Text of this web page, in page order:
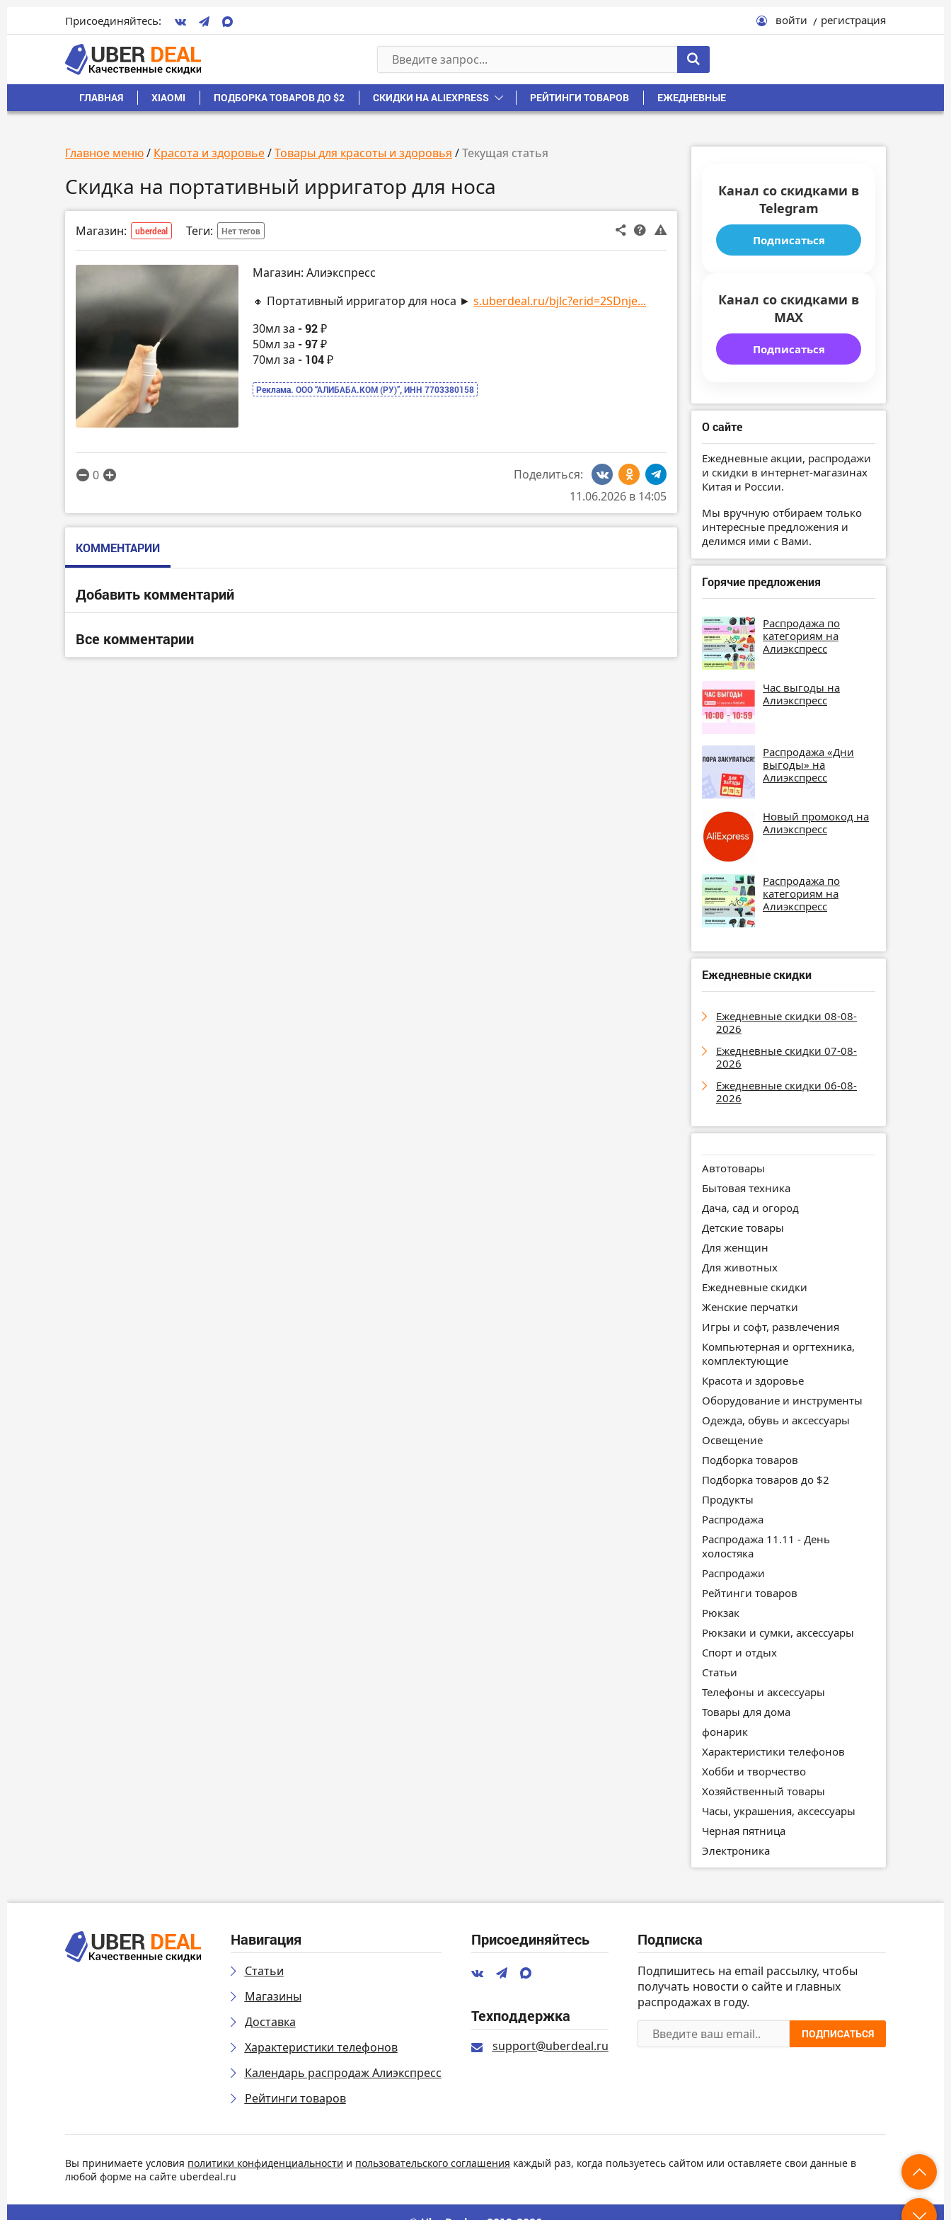
Присоединяйтесь: войти регистрация
ГЛАВНАЯ XIAOMI ПОДБОРКА ТОВАРОВ ДО $2 СКИДКИ НА ALIEXPRESS РЕЙТИНГИ ТОВАРОВ ЕЖЕДНЕВНЫЕ
Главное меню/ Красота и здоровье/Товары для красоты и здоровья /Текущая статья
Скидка на портативный ирригатор для носа
Магазин: uberdeal Теги: Нет тегов
Магазин: Алиэкспресс
🔸 Портативный ирригатор для носа ► s.uberdeal.ru/bjlc?erid=2SDnje...
30мл за - 92 ₽
50мл за - 97 ₽
70мл за - 104 ₽
Реклама. ООО “АЛИБАБА.КОМ (РУ)”, ИНН 7703380158
0
Поделиться:
11.06.2026 в 14:05
КОММЕНТАРИИ
Добавить комментарий
Все комментарии
Канал со скидками в
Telegram
Подписаться
Канал со скидками в
MAX
Подписаться
О сайте
Ежедневные акции, распродажи
и скидки в интернет-магазинах
Китая и России.
Мы вручную отбираем только
интересные предложения и
делимся ими с Вами.
Горячие предложения
Распродажа по
категориям на
Алиэкспресс
Час выгоды на
Алиэкспресс
Распродажа «Дни
выгоды» на
Алиэкспресс
Новый промокод на
Алиэкспресс
Распродажа по
категориям на
Алиэкспресс
Ежедневные скидки
Ежедневные скидки 08-08-
2026
Ежедневные скидки 07-08-
2026
Ежедневные скидки 06-08-
2026
Автотовары
Бытовая техника
Дача, сад и огород
Детские товары
Для женщин
Для животных
Ежедневные скидки
Женские перчатки
Игры и софт, развлечения
Компьютерная и оргтехника,
комплектующие
Красота и здоровье
Оборудование и инструменты
Одежда, обувь и аксессуары
Освещение
Подборка товаров
Подборка товаров до $2
Продукты
Распродажа
Распродажа 11.11 - День
холостяка
Распродажи
Рейтинги товаров
Рюкзак
Рюкзаки и сумки, аксессуары
Спорт и отдых
Статьи
Телефоны и аксессуары
Товары для дома
фонарик
Характеристики телефонов
Хобби и творчество
Хозяйственный товары
Часы, украшения, аксессуары
Черная пятница
Электроника
Навигация
Статьи
Магазины
Доставка
Характеристики телефонов
Календарь распродаж Алиэкспресс
Рейтинги товаров
Присоединяйтесь
Техподдержка
support@uberdeal.ru
Подписка
Подпишитесь на email рассылку, чтобы
получать новости о сайте и главных
распродажах в году.
ПОДПИСАТЬСЯ
Вы принимаете условия политики конфиденциальности и пользовательского соглашения каждый раз, когда пользуетесь сайтом или оставляете свои данные в
любой форме на сайте uberdeal.ru